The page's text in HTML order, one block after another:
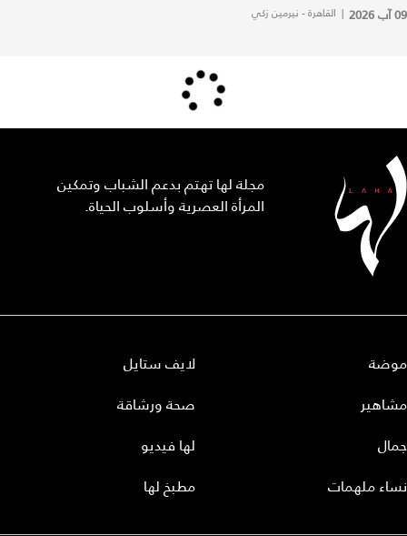
09 آب 2026 | القاهرة - نيرمين زكي
مجلة لها تهتم بدعم الشباب وتمكين
المرأة العصرية وأسلوب الحياة.
موضة
مشاهير
جمال
نساء ملهمات
لايف ستايل
صحة ورشاقة
لها فيديو
مطبخ لها